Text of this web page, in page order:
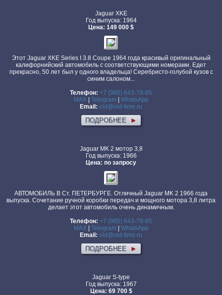
Jaguar XKE
Год выпуска: 1964
Цена: 149 000 $
Этот Jaguar XKE Series I 3.8 Coupe 1964 года красивый оригинальный
калифорнийский автомобиль с соответствующими номерами. Едет
прекрасно, 50 лет был у одного владельца! Серебристо-голубой кузов с
синим салоном...
Телефон: +7 (985) 643-78-85
MAX| Telegram
WhatsApp
Email: old@old-time.ru
ПОДРОБНЕЕ ►
Jaguar MK 2 мотор 3,8
Год выпуска: 1966
Цена: по запросу
АВТОМОБИЛЬ В Ст. ПЕТЕРБУРГЕ. Отличный Jaguar MK 2 1966 года
выпуска. Сочетание ручной коробки передач и мощного мотора 3,8 литра
делает этот автомобиль очень динамичным.
Телефон: +7 (985) 643-78-85
MAX| Telegram
WhatsApp
Email: old@old-time.ru
ПОДРОБНЕЕ ►
Jaguar S-type
Год выпуска: 1967
Цена: 69 700 $